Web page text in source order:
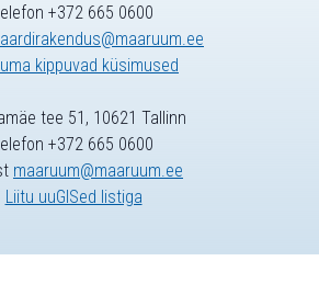
+372 665 0600
kippuvad küsimused
tee 51, 10621 Tallinn
+372 665 0600
maaruum@maaruum.ee
Liitu uuGISed listiga